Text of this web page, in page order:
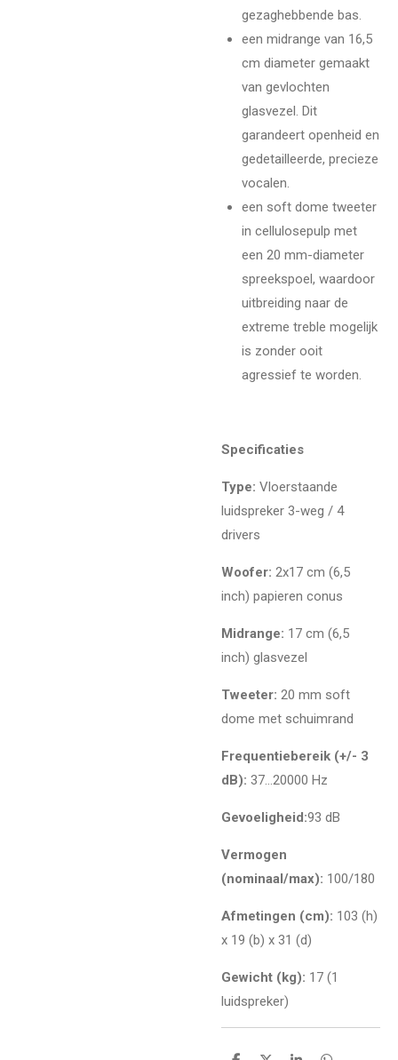
gezaghebbende bas.
een midrange van 16,5
cm diameter gemaakt
van gevlochten
glasvezel. Dit
garandeert openheid en
gedetailleerde, precieze
vocalen.
een soft dome tweeter
in cellulosepulp met
een 20 mm-diameter
spreekspoel, waardoor
uitbreiding naar de
extreme treble mogelijk
is zonder ooit
agressief te worden.
Specificaties
Type: Vloerstaande
luidspreker 3-weg / 4
drivers
Woofer: 2x17 cm (6,5
inch) papieren conus
Midrange: 17 cm (6,5
inch) glasvezel
Tweeter: 20 mm soft
dome met schuimrand
Frequentiebereik (+/- 3
dB): 37…20000 Hz
Gevoeligheid:93 dB
Vermogen
(nominaal/max): 100/180
Afmetingen (cm): 103 (h)
x 19 (b) x 31 (d)
Gewicht (kg): 17 (1
luidspreker)